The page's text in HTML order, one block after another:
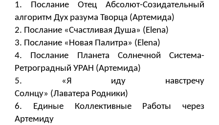
1. Послание Отец Абсолют-Созидательный
алгоритм Дух разума Творца (Артемида)
2. Послание «Счастливая Душа» (Elena)
3. Послание «Новая Палитра» (Elena)
4. Послание Планета Солнечной Система-
Ретроградный УРАН (Артемида)
5. «Я иду навстречу
Солнцу» (Лаватера Родники)
6. Единые Коллективные Работы через
Артемиду